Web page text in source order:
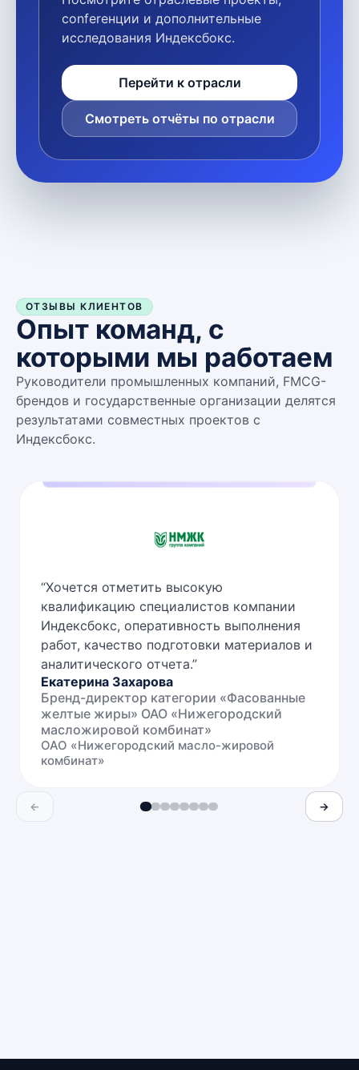
conferенции и дополнительные
исследования Индексбокс.
Перейти к отрасли
Смотреть отчёты по отрасли
ОТЗЫВЫ КЛИЕНТОВ
Опыт команд, с
которыми мы работаем
Руководители промышленных компаний, FMCG-
брендов и государственные организации делятся
результатами совместных проектов с
Индексбокс.
“Хочется отметить высокую
квалификацию специалистов компании
Индексбокс, оперативность выполнения
работ, качество подготовки материалов и
аналитического отчета.”
Екатерина Захарова
Бренд-директор категории «Фасованные
желтые жиры» ОАО «Нижегородский
масложировой комбинат»
ОАО «Нижегородский масло-жировой
комбинат»
← →